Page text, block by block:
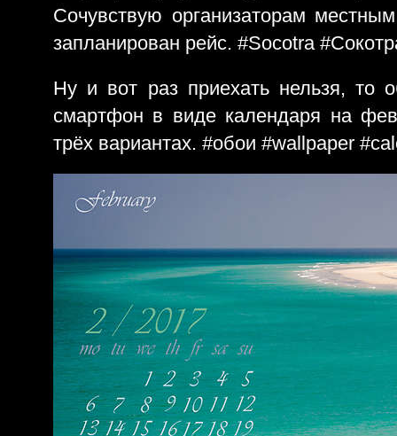
Сочувствую организаторам
запланирован рейс. #Socotra
Ну и вот раз приехать нельзя, то
смартфон в виде календаря на
трёх вариантах. #обои #wallpaper